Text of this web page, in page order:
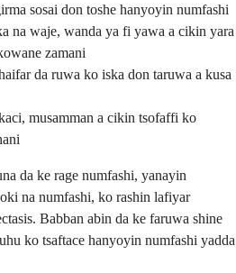
sosai don toshe hanyoyin numfashi
na waje, wanda ya fi yawa a cikin yara
zamani
da ruwa ko iska don taruwa a kusa
musamman a cikin tsofaffi ko
da ke rage numfashi, yanayin
na numfashi, ko rashin lafiyar
Babban abin da ke faruwa shine
ko tsaftace hanyoyin numfashi yadda